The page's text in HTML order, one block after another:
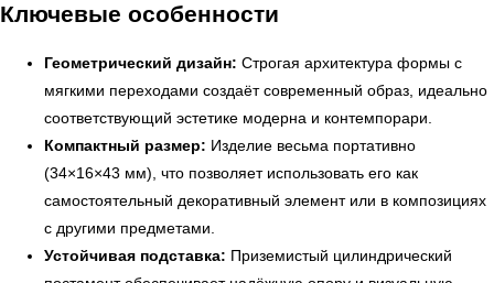
Ключевые особенности
Геометрический дизайн: Строгая архитектура формы с
мягкими переходами создаёт современный образ, идеально
соответствующий эстетике модерна и контемпорари.
Компактный размер: Изделие весьма портативно
(34×16×43 мм), что позволяет использовать его как
самостоятельный декоративный элемент или в композициях
с другими предметами.
Устойчивая подставка: Приземистый цилиндрический